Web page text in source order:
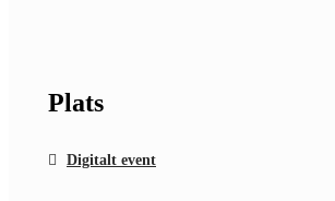
Plats
Digitalt event